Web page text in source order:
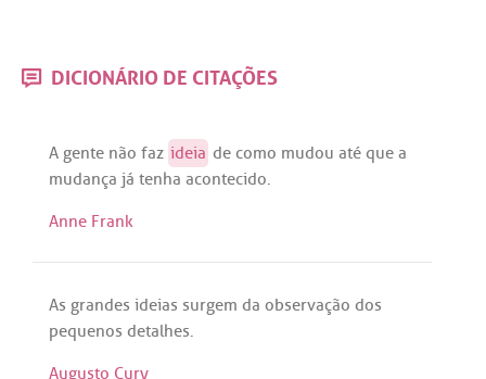
DICIONÁRIO DE CITAÇÕES
A gente não faz ideia de como mudou até que a
mudança já tenha acontecido.
Anne Frank
As grandes ideias surgem da observação dos
pequenos detalhes.
Augusto Cury